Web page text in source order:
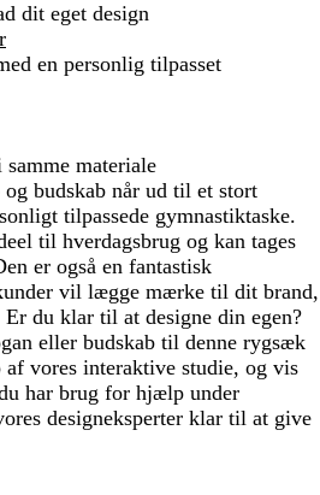
dit eget design
en personlig tilpasset
materiale
budskab når ud til et stort
tilpassede gymnastiktaske.
til hverdagsbrug og kan tages
er også en fantastisk
vil lægge mærke til dit brand,
du klar til at designe din egen?
eller budskab til denne rygsæk
vores interaktive studie, og vis
har brug for hjælp under
designeksperter klar til at give